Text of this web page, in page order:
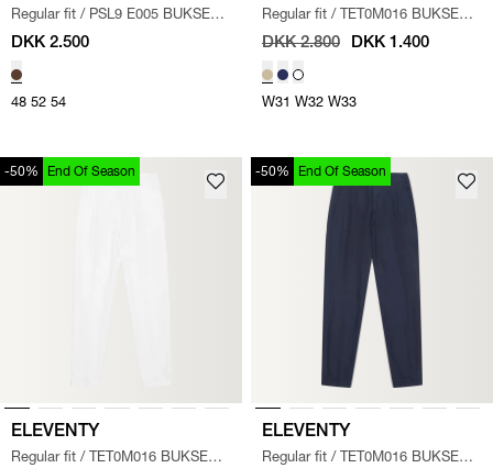
Regular fit / PSL9 E005 BUKSER
MØRK BRUN
DKK 2.500
48 52 54
Regular fit / TET0M016 BUKSER
KIT
DKK 2.800 DKK 1.400
W31 W32 W33
-50% End Of Season
ELEVENTY
Regular fit / TET0M016 BUKSER
-50% End Of Season
ELEVENTY
Regular fit / TET0M016 BUKSER